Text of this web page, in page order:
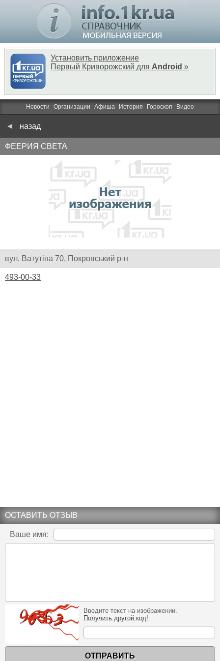
Установить приложение
Первый Криворожский для Android »
Новости Организации Афиша История Гороскоп Видео
назад
ФЕЕРИЯ СВЕТА
вул. Ватутіна 70, Покровський р-н
493-00-33
ОСТАВИТЬ ОТЗЫВ
Ваше имя:
Введите текст на изображении.
Получить другой код!
ОТПРАВИТЬ